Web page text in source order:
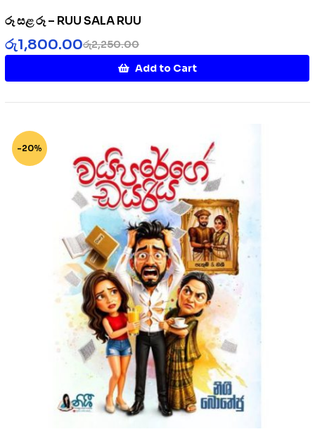
රූ සළ රූ – RUU SALA RUU
රු2,250.00
රු1,800.00
Add to Cart
-20%